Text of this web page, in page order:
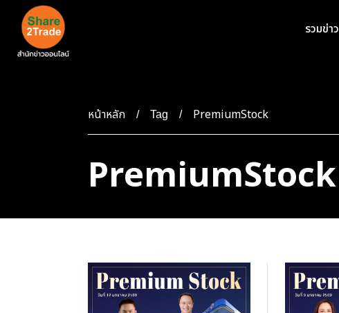
รวมข่าว
หน้าหลัก Tag PremiumStock
PremiumStock